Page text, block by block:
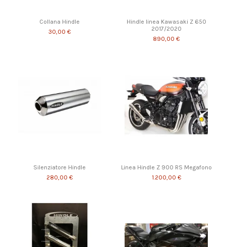
Collana Hindle
30,00 €
Hindle linea Kawasaki Z 650
2017/2020
890,00 €
Silenziatore Hindle
280,00 €
Linea Hindle Z 900 RS Megafono
1.200,00 €